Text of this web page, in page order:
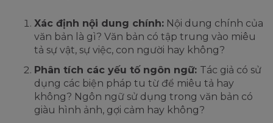
Xác định nội dung chính: Nội dung chính của
văn bản là gì? Văn bản có tập trung vào miêu
tả sự vật, sự việc, con người hay không?
Phân tích các yếu tố ngôn ngữ: Tác giả có sử
dụng các biện pháp tu từ để miêu tả hay
không? Ngôn ngữ sử dụng trong văn bản có
giàu hình ảnh, gợi cảm hay không?